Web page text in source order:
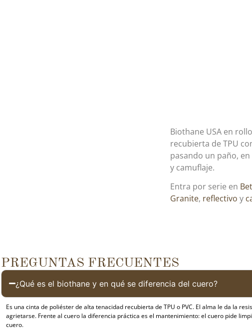
Biothane USA en
recubierta de TPU
pasando un paño,
y camuflaje.
Entra por serie en
Granite, reflectivo y
PREGUNTAS FRECUENTES
¿Qué es el biothane y en qué se diferencia del cuero?
Es una cinta de poliéster de alta tenacidad recubierta de TPU o PVC. El alma le da la
agrietarse. Frente al cuero la diferencia práctica es el mantenimiento: el cuero pide
cuero.